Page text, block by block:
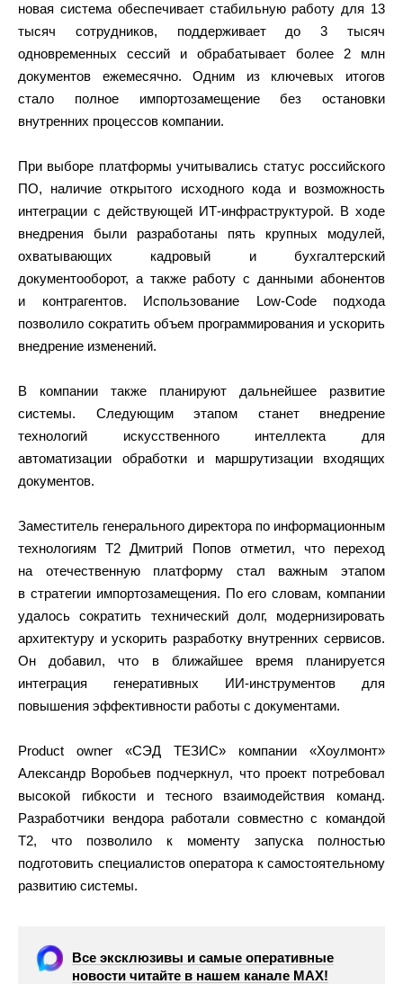
новая система обеспечивает стабильную работу для 13
тысяч сотрудников, поддерживает до 3 тысяч
одновременных сессий и обрабатывает более 2 млн
документов ежемесячно. Одним из ключевых итогов
стало полное импортозамещение без остановки
внутренних процессов компании.
При выборе платформы учитывались статус российского
ПО, наличие открытого исходного кода и возможность
интеграции с действующей ИТ-инфраструктурой. В ходе
внедрения были разработаны пять крупных модулей,
охватывающих кадровый и бухгалтерский
документооборот, а также работу с данными абонентов
и контрагентов. Использование Low-Code подхода
позволило сократить объем программирования и ускорить
внедрение изменений.
В компании также планируют дальнейшее развитие
системы. Следующим этапом станет внедрение
технологий искусственного интеллекта для
автоматизации обработки и маршрутизации входящих
документов.
Заместитель генерального директора по информационным
технологиям Т2 Дмитрий Попов отметил, что переход
на отечественную платформу стал важным этапом
в стратегии импортозамещения. По его словам, компании
удалось сократить технический долг, модернизировать
архитектуру и ускорить разработку внутренних сервисов.
Он добавил, что в ближайшее время планируется
интеграция генеративных ИИ-инструментов для
повышения эффективности работы с документами.
Product owner «СЭД ТЕЗИС» компании «Хоулмонт»
Александр Воробьев подчеркнул, что проект потребовал
высокой гибкости и тесного взаимодействия команд.
Разработчики вендора работали совместно с командой
Т2, что позволило к моменту запуска полностью
подготовить специалистов оператора к самостоятельному
развитию системы.
Все эксклюзивы и самые оперативные
новости читайте в нашем канале МАХ!